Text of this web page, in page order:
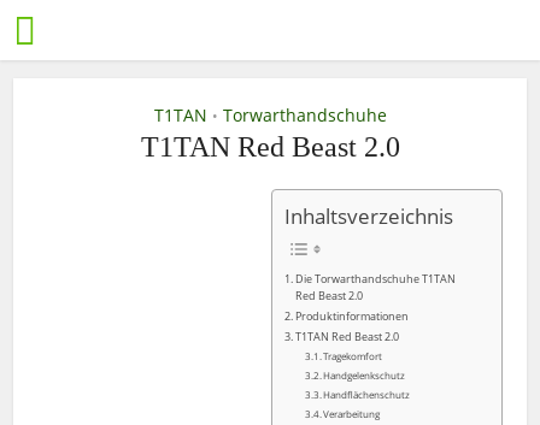
T1TAN • Torwarthandschuhe
T1TAN Red Beast 2.0
Inhaltsverzeichnis
Die Torwarthandschuhe T1TAN
Red Beast 2.0
Produktinformationen
T1TAN Red Beast 2.0
Tragekomfort
Handgelenkschutz
Handflächenschutz
Verarbeitung